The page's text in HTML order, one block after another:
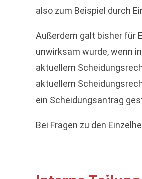
also zum Beispiel durch
Außerdem galt bisher für
unwirksam wurde, wenn
aktuellem
aktuellem
ein Scheidungsantrag
Bei Fragen zu den